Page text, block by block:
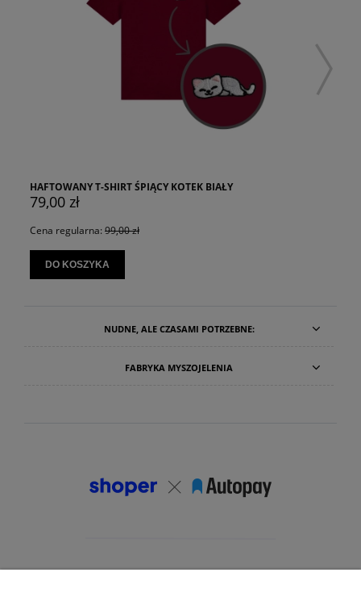
HAFTOWANY T-SHIRT ŚPIĄCY KOTEK BIAŁY
79,00 zł
Cena regularna: 99,00 zł
DO KOSZYKA
NUDNE, ALE CZASAMI POTRZEBNE:
FABRYKA MYSZOJELENIA